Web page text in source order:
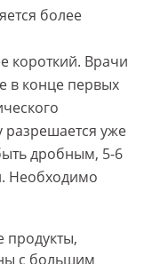
более
короткий. Врачи
в конце первых
уже
дробным, 5-6
Необходимо
с большим